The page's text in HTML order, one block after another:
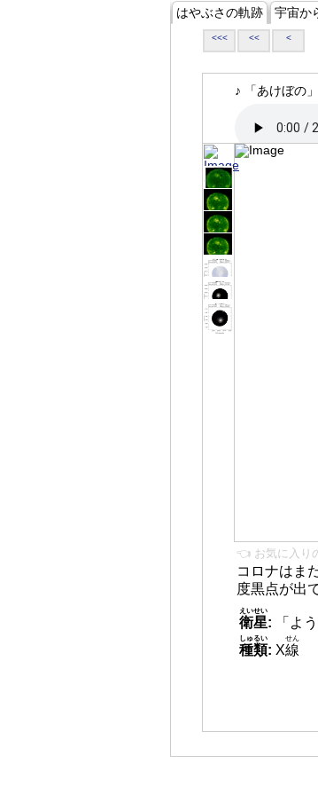
はやぶさの軌跡 宇宙か
<<< << <
♪ 「あけぼの」
👈 お気に入り
コロナはま
度黒点が出
衛星
えいせい
:
「よ
種類
しゅるい
: X線
せん